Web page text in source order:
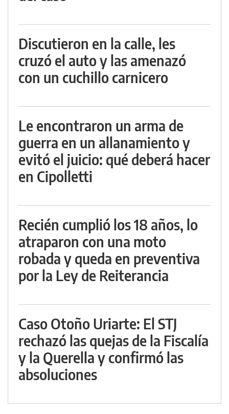
Discutieron en la calle, les
cruzó el auto y las amenazó
con un cuchillo carnicero
Le encontraron un arma de
guerra en un allanamiento y
evitó el juicio: qué deberá hacer
en Cipolletti
Recién cumplió los 18 años, lo
atraparon con una moto
robada y queda en preventiva
por la Ley de Reiterancia
Caso Otoño Uriarte: El STJ
rechazó las quejas de la Fiscalía
y la Querella y confirmó las
absoluciones